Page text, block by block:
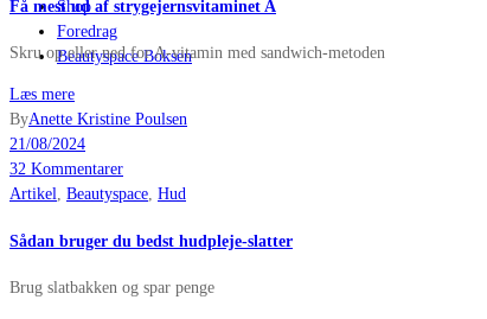
Shop
Foredrag
Beautyspace Boksen
Få mest ud af strygejernsvitaminet A
Skru op eller ned for A-vitamin med sandwich-metoden
Læs mere
ByAnette Kristine Poulsen
21/08/2024
32 Kommentarer
Artikel, Beautyspace, Hud
Sådan bruger du bedst hudpleje-slatter
Brug slatbakken og spar penge